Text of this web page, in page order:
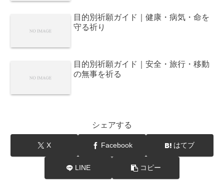
目的別祈願ガイド｜健康・病気・命を
守る祈り
目的別祈願ガイド｜安全・旅行・移動
の無事を祈る
シェアする
X Facebook はてブ
LINE コピー